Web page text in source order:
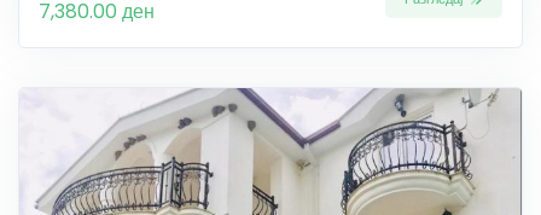
7,380.00 ден